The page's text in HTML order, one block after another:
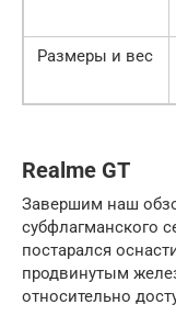
Размеры и вес
Realme GT
Завершим наш
субфлагманского
постарался
продвинутым
относительно